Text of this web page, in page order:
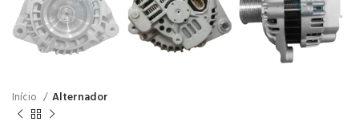
Início Alternador